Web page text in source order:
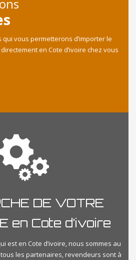
qui vous permetterons d’importer le
en Cote d’ivoire chez vous
DE VOTRE
en Cote d’ivoire
est en Cote d’ivoire, nous sommes au
les partenaires, revendeurs sont à